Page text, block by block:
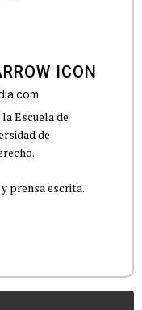
la Escuela de
de
prensa escrita.